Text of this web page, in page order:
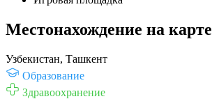
Местонахождение на карте
Узбекистан, Ташкент
Образование
Здравоохранение